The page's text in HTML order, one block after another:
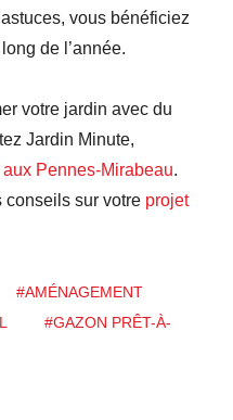
vous bénéficiez
de l’année.
votre jardin avec du
Jardin Minute,
Pennes-Mirabeau.
conseils sur votre projet
#AMÉNAGEMENT
#GAZON PRÊT-À-